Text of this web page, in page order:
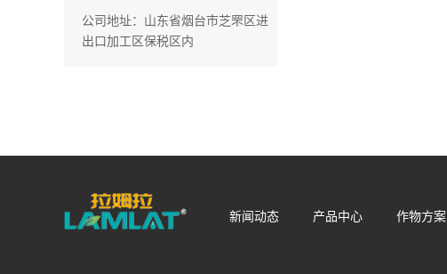
公司地址：山东省烟台市芝罘区进
出口加工区保税区内
新闻动态 产品中心 作物方案